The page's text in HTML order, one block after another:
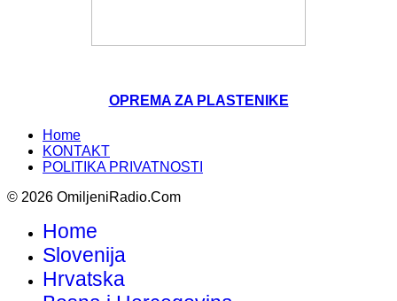
OPREMA ZA PLASTENIKE
Home
KONTAKT
POLITIKA PRIVATNOSTI
© 2026 OmiljeniRadio.Com
Home
Slovenija
Hrvatska